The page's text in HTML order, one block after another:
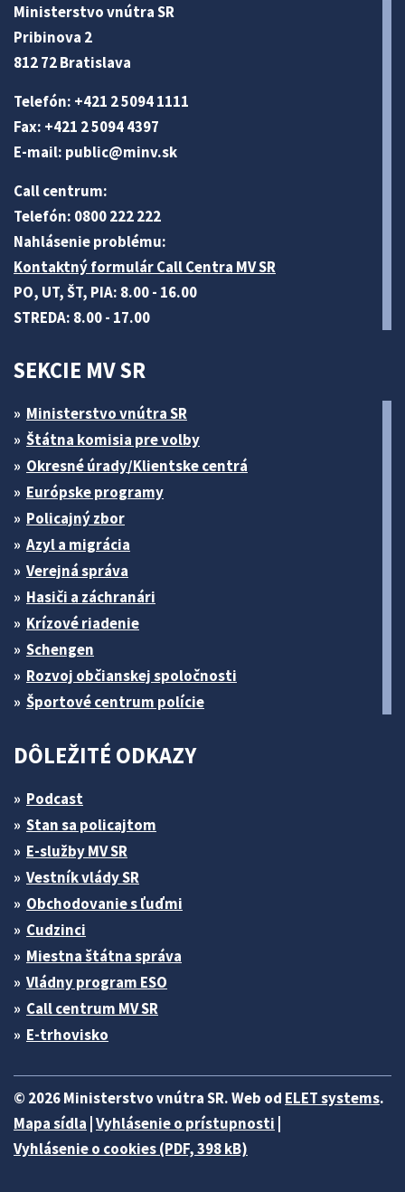
Ministerstvo vnútra SR
Pribinova 2
812 72 Bratislava
Telefón: +421 2 5094 1111
Fax: +421 2 5094 4397
E-mail: public@minv.sk
Call centrum:
Telefón: 0800 222 222
Nahlásenie problému:
Kontaktný formulár Call Centra MV SR
PO, UT, ŠT, PIA: 8.00 - 16.00
STREDA: 8.00 - 17.00
SEKCIE MV SR
Ministerstvo vnútra SR
Štátna komisia pre volby
Okresné úrady/Klientske centrá
Európske programy
Policajný zbor
Azyl a migrácia
Verejná správa
Hasiči a záchranári
Krízové riadenie
Schengen
Rozvoj občianskej spoločnosti
Športové centrum polície
DÔLEŽITÉ ODKAZY
Podcast
Stan sa policajtom
E-služby MV SR
Vestník vlády SR
Obchodovanie s ľuďmi
Cudzinci
Miestna štátna správa
Vládny program ESO
Call centrum MV SR
E-trhovisko
© 2026 Ministerstvo vnútra SR. Web od ELET systems.
Mapa sídla |Vyhlásenie o prístupnosti |
Vyhlásenie o cookies (PDF, 398 kB)